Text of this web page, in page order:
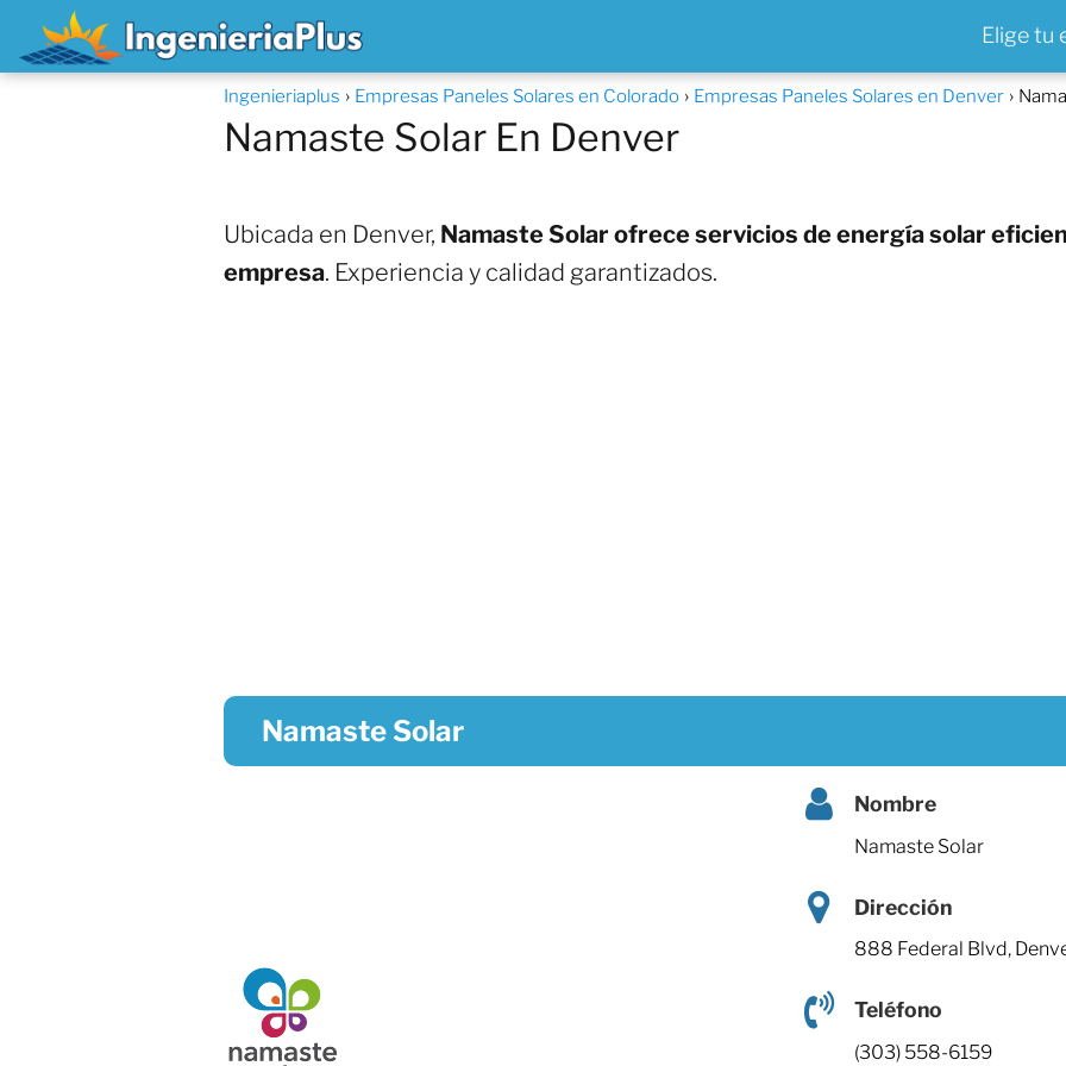
Elige tu
Ingenieriaplus Empresas Paneles Solares en Colorado Empresas Paneles Solares en Denver
Namaste Solar En Denver
Ubicada en Denver, Namaste Solar ofrece servicios de energía solar
empresa. Experiencia y calidad garantizados.
Namaste Solar
Nombre
Namaste Solar
Dirección
888 Federal Blvd,
Teléfono
(303) 558-6159